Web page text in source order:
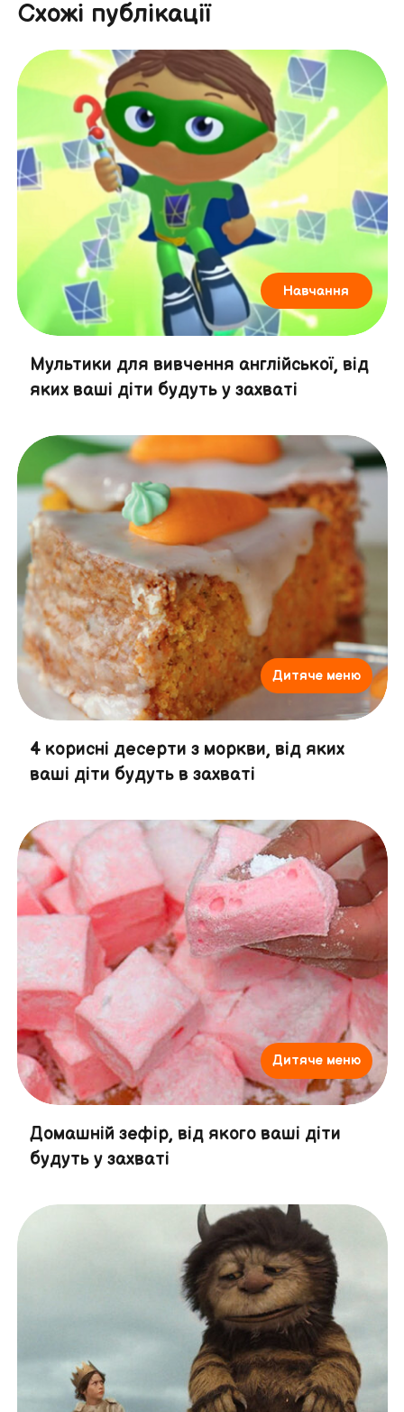
Схожі публікації
Навчання
Мультики для вивчення англійської, від
яких ваші діти будуть у захваті
Дитяче меню
4 корисні десерти з моркви, від яких
ваші діти будуть в захваті
Дитяче меню
Домашній зефір, від якого ваші діти
будуть у захваті